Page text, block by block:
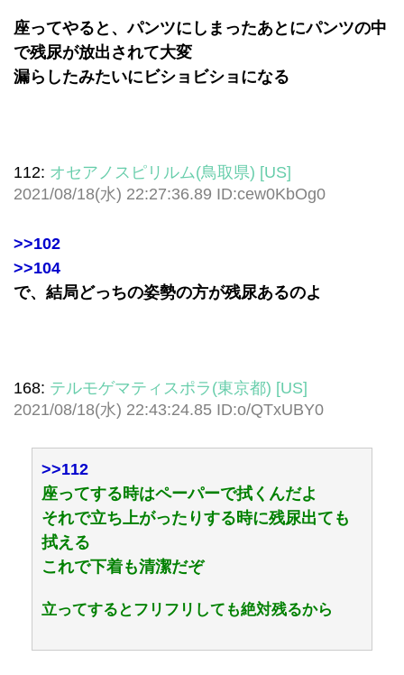
座ってやると、パンツにしまったあとにパンツの中
で残尿が放出されて大変
漏らしたみたいにビショビショになる
112: オセアノスピリルム(鳥取県) [US]
2021/08/18(水) 22:27:36.89 ID:cew0KbOg0
>>102
>>104
で、結局どっちの姿勢の方が残尿あるのよ
168: テルモゲマティスポラ(東京都) [US]
2021/08/18(水) 22:43:24.85 ID:o/QTxUBY0
>>112
座ってする時はペーパーで拭くんだよ
それで立ち上がったりする時に残尿出ても
拭える
これで下着も清潔だぞ
立ってするとフリフリしても絶対残るから